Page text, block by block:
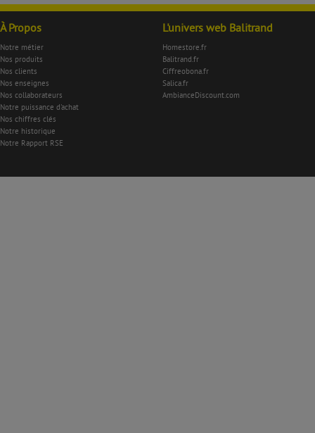
À Propos
Notre métier
Nos produits
Nos clients
Nos enseignes
Nos collaborateurs
Notre puissance d'achat
Nos chiffres clés
Notre historique
Notre Rapport RSE
L'univers web Balitrand
Homestore.fr
Balitrand.fr
Ciffreobona.fr
Salica.fr
AmbianceDiscount.com